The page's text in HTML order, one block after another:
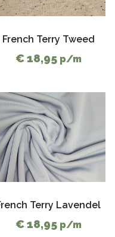
French Terry Tweed
€ 18,95 p/m
Terry Lavendel
€ 18,95 p/m